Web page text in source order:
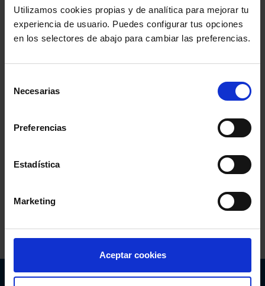
Utilizamos cookies propias y de analítica para mejorar tu
experiencia de usuario. Puedes configurar tus opciones
en los selectores de abajo para cambiar las preferencias.
Necesarias
Preferencias
Estadística
Marketing
Aceptar cookies
Colegio de la Abogacía de Barcelona